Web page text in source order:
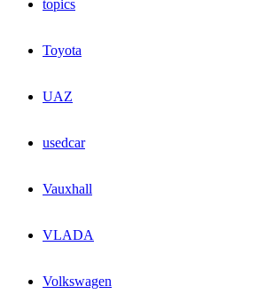
topics
Toyota
UAZ
usedcar
Vauxhall
VLADA
Volkswagen